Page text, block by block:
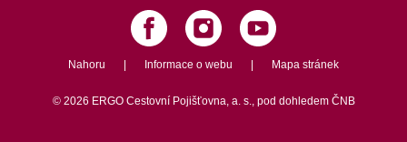
Nahoru | Informace o webu | Mapa stránek
© 2026 ERGO Cestovní Pojišťovna, a. s., pod dohledem ČNB